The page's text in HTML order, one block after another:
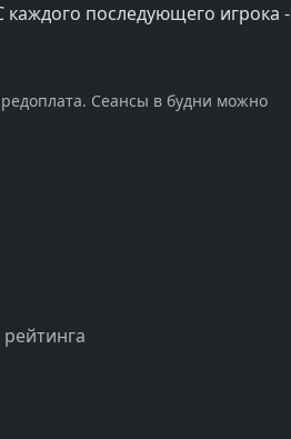
каждого последующего игрока -
Сеансы в будни можно